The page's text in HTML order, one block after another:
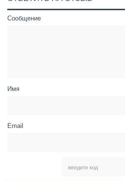
Сообщение
Имя
Email